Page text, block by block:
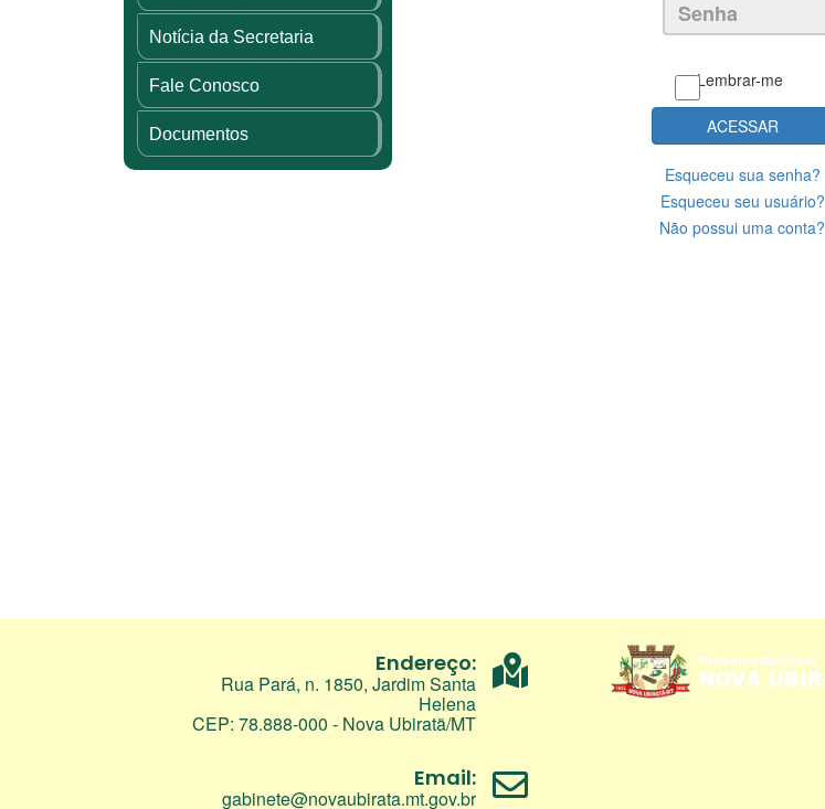
Notícia da Secretaria
Fale Conosco
Documentos
Lembrar-me
ACESSAR
Esqueceu sua senha?
Esqueceu seu usuário?
Não possui uma conta?
Endereço:
Rua Pará, n. 1850, Jardim Santa
Helena
CEP: 78.888-000 - Nova Ubiratã/MT
Email:
gabinete@novaubirata.mt.gov.br